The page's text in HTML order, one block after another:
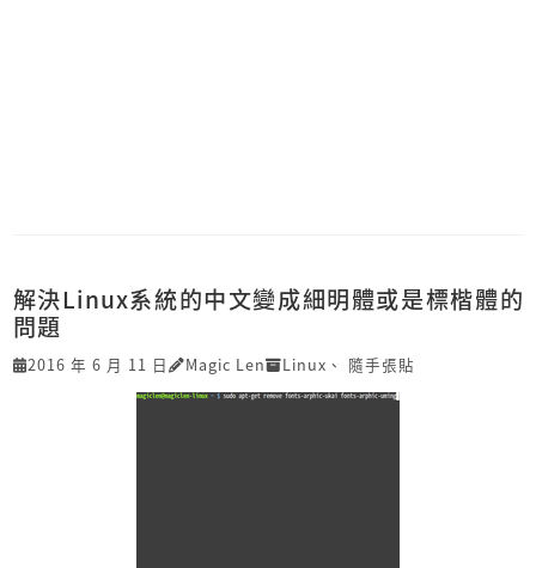
解決Linux系統的中文變成細明體或是標楷體的
問題
2016 年 6 月 11 日 Magic Len Linux 、 隨手張貼